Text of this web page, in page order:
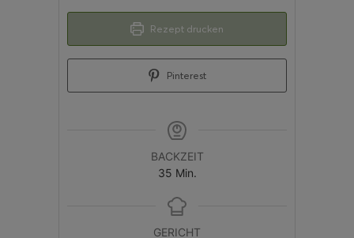
Rezept drucken
Pinterest
BACKZEIT
35 Min.
GERICHT